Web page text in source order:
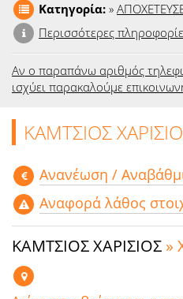
Κατηγορία: »
Περισσότερες
Αν ο παραπάνω αριθμός
ισχύει παρακαλούμε
ΚΑΜΤΣΙΟΣ
Aνανέωση /
Αναφορά λάθος
ΚΑΜΤΣΙΟΣ ΧΑΡΙΣΙΟΣ »